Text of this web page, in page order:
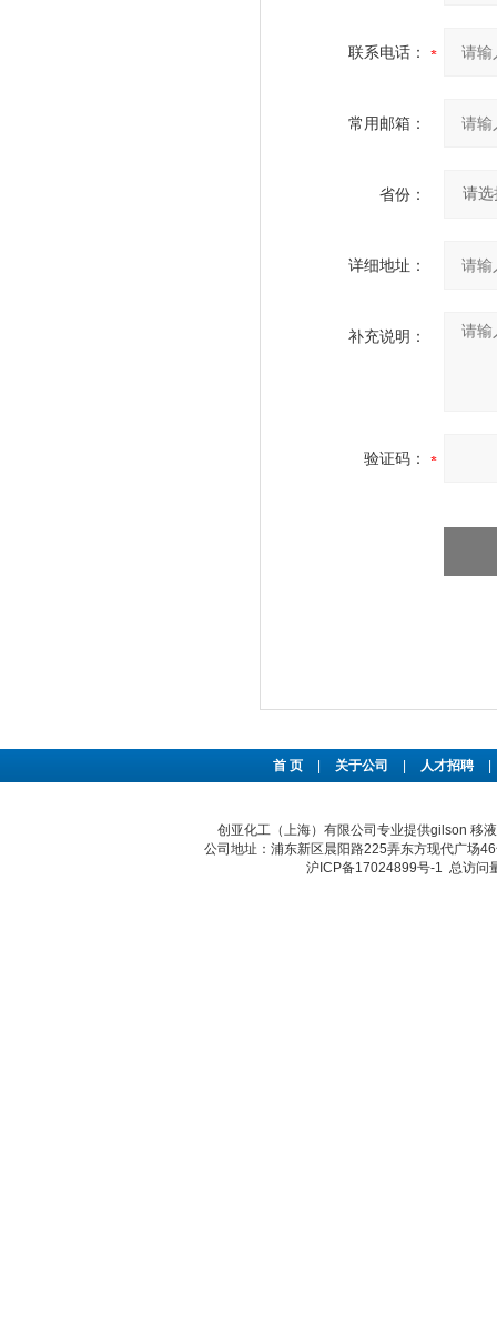
联系电话：
常用邮箱：
省份：
详细地址：
补充说明：
验证码：
首 页 关于公司 人才招聘
创亚化工（上海）有限公司专业提供gilson 移
公司地址：浦东新区晨阳路225弄东方现代广场
沪ICP备17024899号-1 总访问